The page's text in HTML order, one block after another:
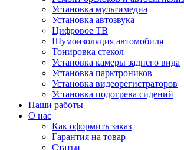
Установка мультимедиа
Установка автозвука
Цифровое ТВ
Шумоизоляция автомобиля
Тонировка стекол
Установка камеры заднего вида
Установка парктроников
Установка видеорегистраторов
Установка подогрева сидений
Наши работы
О нас
Как оформить заказ
Гарантия на товар
Статьи